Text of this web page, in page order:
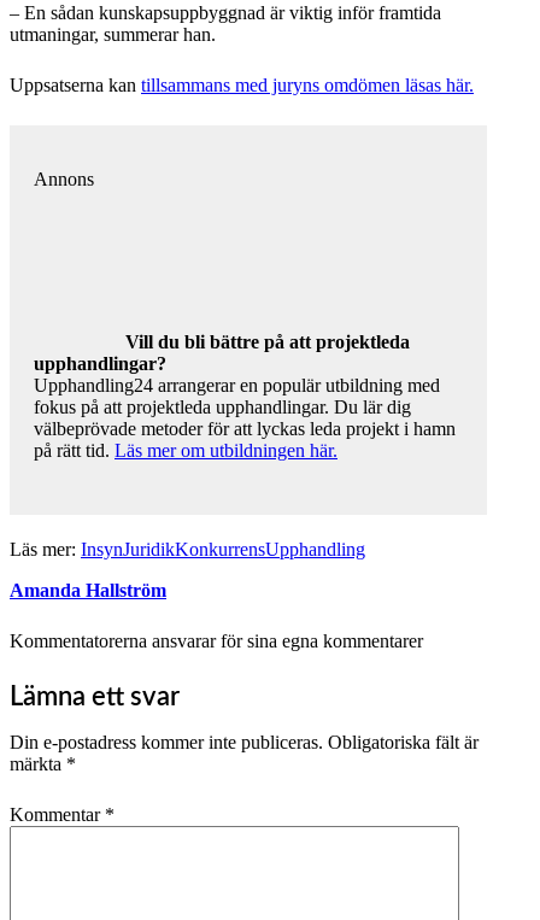
– En sådan kunskapsuppbyggnad är viktig inför framtida
utmaningar, summerar han.
Uppsatserna kan tillsammans med juryns omdömen läsas här.
Annons
Vill du bli bättre på att projektleda
upphandlingar?
Upphandling24 arrangerar en populär utbildning med
fokus på att projektleda upphandlingar. Du lär dig
välbeprövade metoder för att lyckas leda projekt i hamn
på rätt tid. Läs mer om utbildningen här.
Läs mer: InsynJuridikKonkurrensUpphandling
Amanda Hallström
Kommentatorerna ansvarar för sina egna kommentarer
Lämna ett svar
Din e-postadress kommer inte publiceras. Obligatoriska fält är
märkta *
Kommentar *